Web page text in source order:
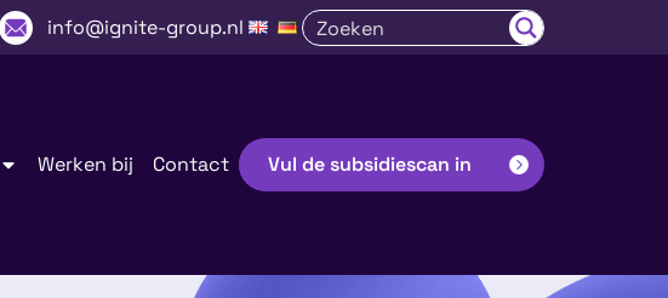
info@ignite-group.nl
Werken bij Contact Vul de subsidiescan in